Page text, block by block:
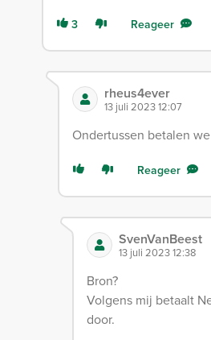
3 Reageer
rheus4ever
13 juli 2023 12:07
Ondertussen betalen
Reageer
SvenVanBeest
13 juli 2023 12:38
Bron?
Volgens mij betaalt
door.